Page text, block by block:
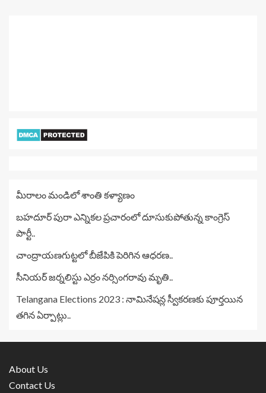
మీరాలం మండిలో శాంతి కళ్యాణం
బహదూర్ పురా ఎన్నికల ప్రచారంలో దూసుకుపోతున్న కాంగ్రెస్
పార్టీ..
చాంద్రాయణగుట్టలో బీజేపికి పెరిగిన ఆధరణ..
సీనియర్ జర్నలిస్టు ఎర్రం నర్సింగరావు మృతి..
Telangana Elections 2023 : నామినేషన్ల స్వీకరణకు పూర్తయిన
తగిన ఏర్పాట్లు..
About Us
Contact Us